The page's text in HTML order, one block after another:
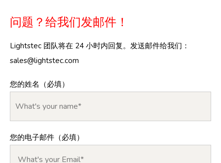
问题？给我们发邮件！
Lightstec 团队将在 24 小时内回复。发送邮件给我们：
sales@lightstec.com
您的姓名（必填）
您的电子邮件（必填）